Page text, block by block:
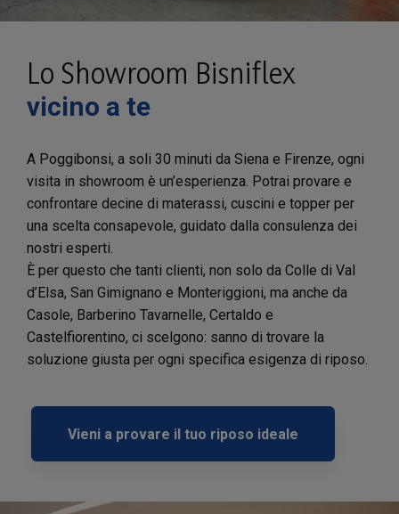
Lo Showroom Bisniflex
vicino a te
A Poggibonsi, a soli 30 minuti da Siena e Firenze, ogni
visita in showroom è un’esperienza. Potrai provare e
confrontare decine di materassi, cuscini e topper per
una scelta consapevole, guidato dalla consulenza dei
nostri esperti.
È per questo che tanti clienti, non solo da Colle di Val
d’Elsa, San Gimignano e Monteriggioni, ma anche da
Casole, Barberino Tavarnelle, Certaldo e
Castelfiorentino, ci scelgono: sanno di trovare la
soluzione giusta per ogni specifica esigenza di riposo.
Vieni a provare il tuo riposo ideale